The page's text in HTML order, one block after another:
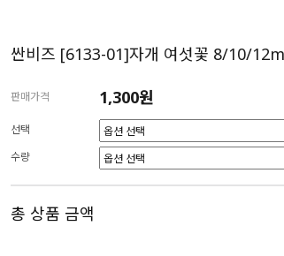
싼비즈 [6133-01]자개 여섯꽃 8/10/
판매가격 1,300원
선택
수량
총 상품 금액